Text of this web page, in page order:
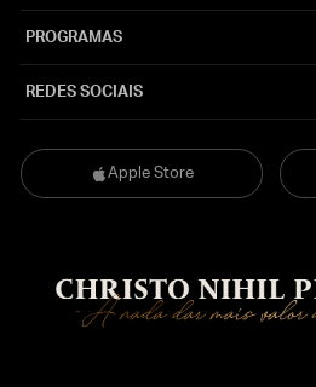
Apple Store
PROGRAMAS
REDES SOCIAIS